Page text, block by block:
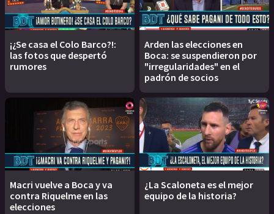
¡¿Se casa el Colo Barco?!:
las fotos que despertó
rumores
Arden las elecciones en
Boca: se suspendieron por
"irregularidades" en el
padrón de socios
Macri vuelve a Boca y va
contra Riquelme en las
elecciones
¿La Scaloneta es el mejor
equipo de la historia?